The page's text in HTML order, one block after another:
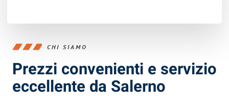
CHI SIAMO
Prezzi convenienti e servizio
eccellente da Salerno